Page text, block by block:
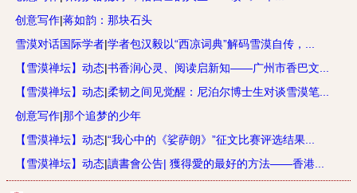
创意写作|蒋如韵：那块石头
雪漠对话国际学者|学者包汉毅以“西凉词典”解码雪漠自传，...
【雪漠禅坛】动态|书香润心灵、阅读启新知——广州市香巴文...
【雪漠禅坛】动态|柔韧之间见觉醒：尼泊尔博士生对谈雪漠笔...
创意写作|那个追梦的少年
【雪漠禅坛】动态|“我心中的《娑萨朗》”征文比赛评选结果...
【雪漠禅坛】动态|讀書會公告| 獲得愛的最好的方法——香港...